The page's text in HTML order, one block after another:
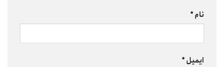
نام*
ایمیل*